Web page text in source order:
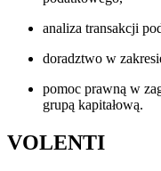
analiza transakcji
doradztwo w
pomoc prawną w
grupą kapitałową.
VOLENTI